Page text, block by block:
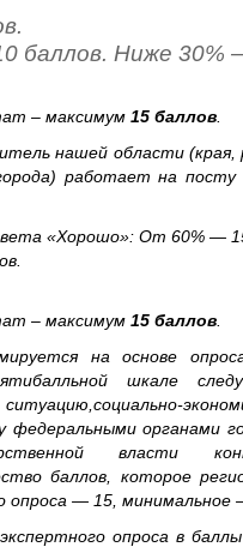
.
баллов. Ниже 30%
– максимум 15 баллов
нашей области (края,
работает на посту
«Хорошо»: От 60% —
– максимум 15 баллов
на основе
шкале
федеральными органами
власти
баллов, которое
опроса — 15, минимальное
опроса в